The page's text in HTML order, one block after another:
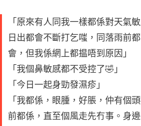
「原來有人同我一樣都係對天氣
日出都會不斷打乞嗤，同落雨前
會，但我係網上都揾唔到原因」
「我個鼻敏感都不受控了🤣」
「今日一起身勁發濕疹」
「我都係，眼腫，好脹，仲有個
前都係，直至個風走先冇事。身